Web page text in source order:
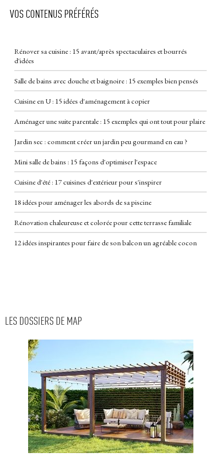
VOS CONTENUS PRÉFÉRÉS
Rénover sa cuisine : 15 avant/après spectaculaires et bourrés
d'idées
Salle de bains avec douche et baignoire : 15 exemples bien pensés
Cuisine en U : 15 idées d'aménagement à copier
Aménager une suite parentale : 15 exemples qui ont tout pour plaire
Jardin sec : comment créer un jardin peu gourmand en eau ?
Mini salle de bains : 15 façons d'optimiser l'espace
Cuisine d'été : 17 cuisines d'extérieur pour s'inspirer
18 idées pour aménager les abords de sa piscine
Rénovation chaleureuse et colorée pour cette terrasse familiale
12 idées inspirantes pour faire de son balcon un agréable cocon
LES DOSSIERS DE MAP